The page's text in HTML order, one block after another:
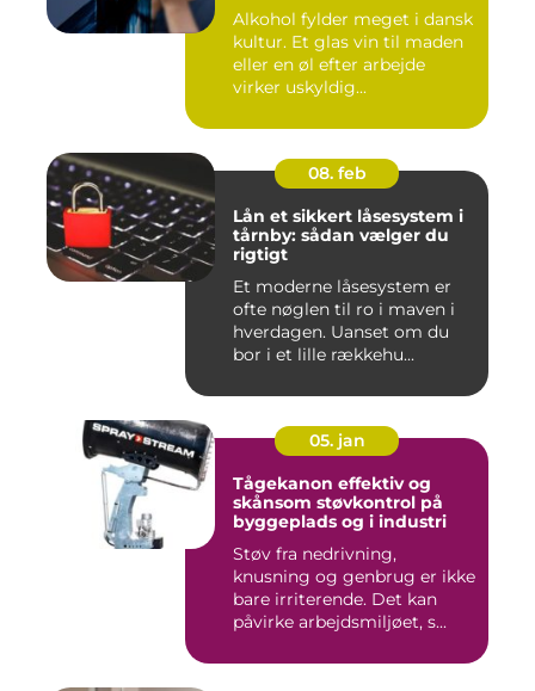
Alkohol fylder meget i dansk
kultur. Et glas vin til maden
eller en øl efter arbejde
virker uskyldig...
08. feb
Lån et sikkert låsesystem i
tårnby: sådan vælger du
rigtigt
Et moderne låsesystem er
ofte nøglen til ro i maven i
hverdagen. Uanset om du
bor i et lille rækkehu...
05. jan
Tågekanon effektiv og
skånsom støvkontrol på
byggeplads og i industri
Støv fra nedrivning,
knusning og genbrug er ikke
bare irriterende. Det kan
påvirke arbejdsmiljøet, s...